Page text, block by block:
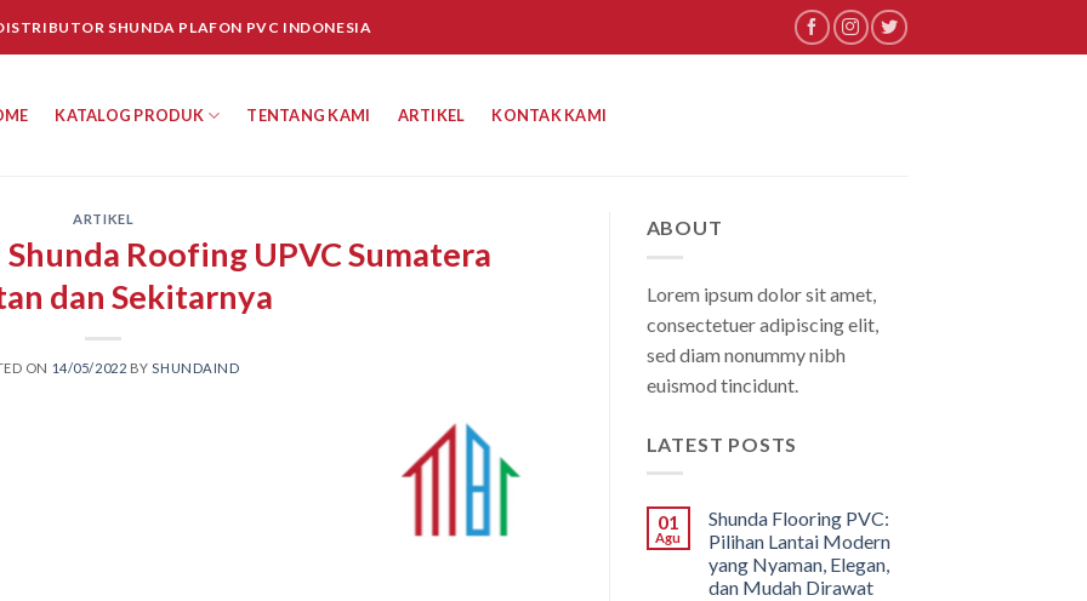
SHUNDA PLAFON PVC INDONESIA
KATALOG PRODUK TENTANG KAMI ARTIKEL KONTAK KAMI
ARTIKEL
Roofing UPVC Sumatera
dan Sekitarnya
ON 14/05/2022 BY SHUNDAIND
ABOUT
Lorem ipsum dolor sit amet,
consectetuer adipiscing elit,
sed diam nonummy nibh
euismod tincidunt.
LATEST POSTS
01
Agu
Shunda Flooring PVC:
Pilihan Lantai Modern
yang Nyaman, Elegan,
dan Mudah Dirawat